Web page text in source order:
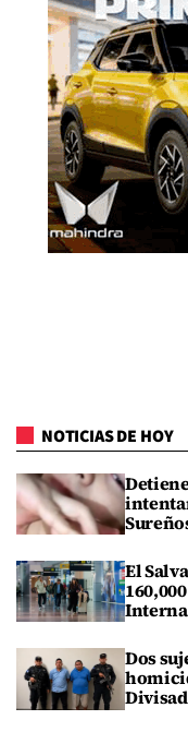
NOTICIAS DE HOY
El
Dos